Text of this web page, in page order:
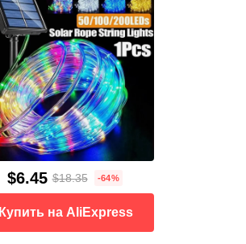
$6.45 $18.35 -64%
Купить на AliExpress